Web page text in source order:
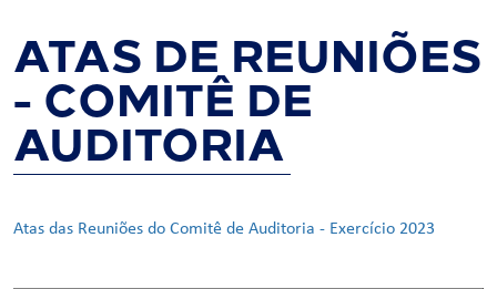
ATAS DE REUNIÕES
- COMITÊ DE
AUDITORIA
Atas das Reuniões do Comitê de Auditoria - Exercício 2023